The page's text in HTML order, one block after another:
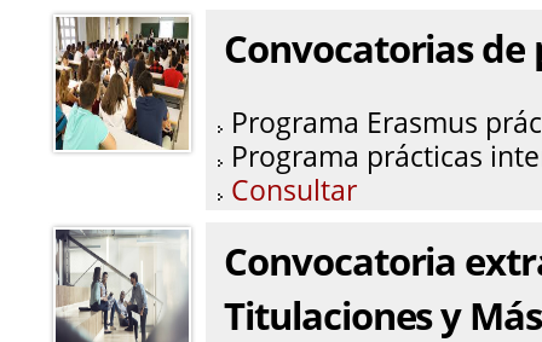
Convocatorias
Programa Erasmus
Programa prácticas
Consultar
Convocatoria
Titulaciones y